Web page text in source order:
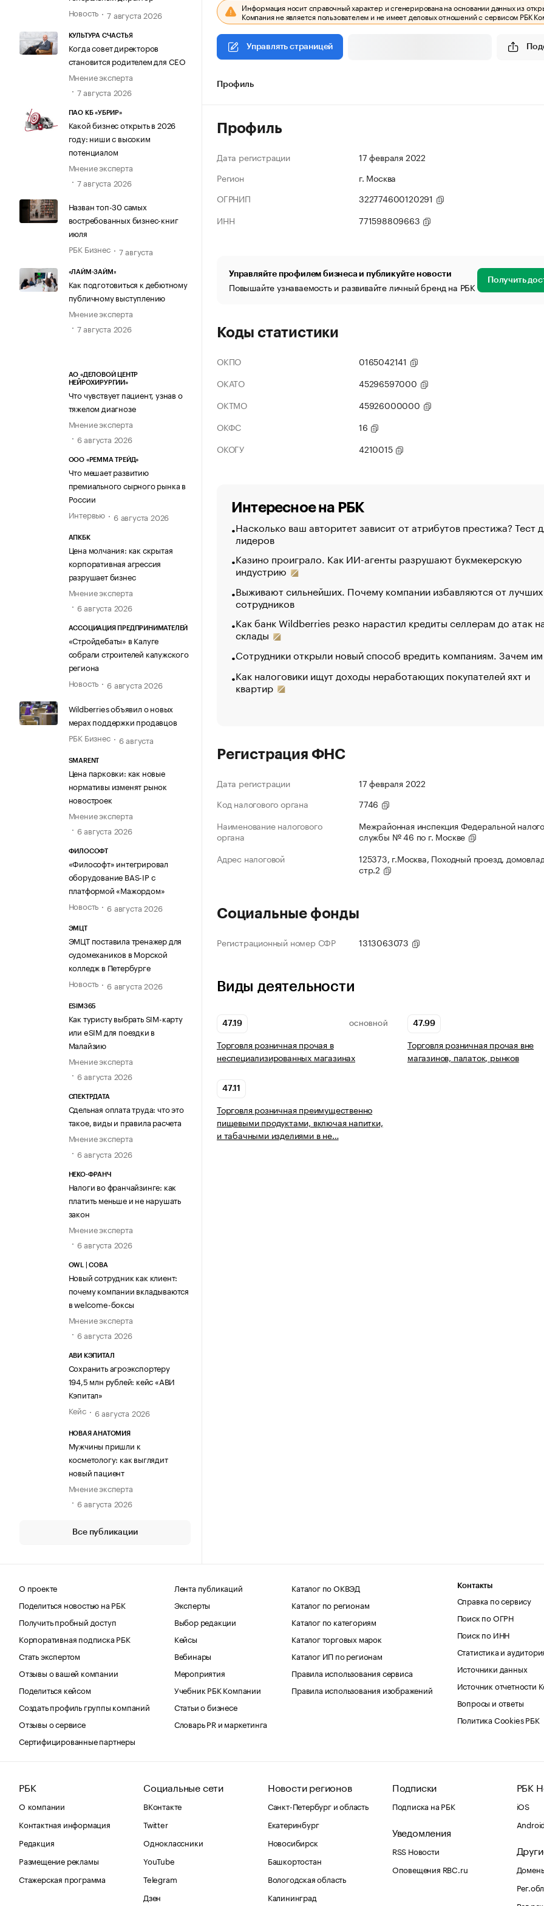
Новость
7 августа 2026
КУЛЬТУРА СЧАСТЬЯ
Когда совет директоров
становится родителем для CEO
Мнение эксперта
7 августа 2026
ПАО КБ «УБРИР»
Какой бизнес открыть в 2026
году: ниши с высоким
потенциалом
Мнение эксперта
7 августа 2026
Назван топ-30 самых
востребованных бизнес-книг
июля
РБК Бизнес
7 августа
«ЛАЙМ-ЗАЙМ»
Как подготовиться к дебютному
публичному выступлению
Мнение эксперта
7 августа 2026
АО «ДЕЛОВОЙ ЦЕНТР
НЕЙРОХИРУРГИИ»
Что чувствует пациент, узнав о
тяжелом диагнозе
Мнение эксперта
6 августа 2026
ООО «РЕММА ТРЕЙД»
Что мешает развитию
премиального сырного рынка в
России
Интервью
6 августа 2026
АПКБК
Цена молчания: как скрытая
корпоративная агрессия
разрушает бизнес
Мнение эксперта
6 августа 2026
АССОЦИАЦИЯ ПРЕДПРИНИМАТЕЛЕЙ
«Стройдебаты» в Калуге
собрали строителей калужского
региона
Новость
6 августа 2026
Wildberries объявил о новых
мерах поддержки продавцов
РБК Бизнес
6 августа
SMARENT
Цена парковки: как новые
нормативы изменят рынок
новостроек
Мнение эксперта
6 августа 2026
ФИЛОСОФТ
«Философт» интегрировал
оборудование BAS-IP с
платформой «Мажордом»
Новость
6 августа 2026
ЭМЦТ
ЭМЦТ поставила тренажер для
судомехаников в Морской
колледж в Петербурге
Новость
6 августа 2026
ESIM365
Как туристу выбрать SIM-карту
или eSIM для поездки в
Малайзию
Мнение эксперта
6 августа 2026
СПЕКТРДАТА
Сдельная оплата труда: что это
такое, виды и правила расчета
Мнение эксперта
6 августа 2026
НЕКО-ФРАНЧ
Налоги во франчайзинге: как
платить меньше и не нарушать
закон
Мнение эксперта
6 августа 2026
OWL | СОВА
Новый сотрудник как клиент:
почему компании вкладываются
в welcome-боксы
Мнение эксперта
6 августа 2026
АВИ КЭПИТАЛ
Сохранить агроэкспортеру
194,5 млн рублей: кейс «АВИ
Кэпитал»
Кейс
6 августа 2026
НОВАЯ АНАТОМИЯ
Мужчины пришли к
косметологу: как выглядит
новый пациент
Мнение эксперта
6 августа 2026
Все публикации
Информация носит справочный характер и сгенерирована на основании данных из
Компания не является пользователем и не имеет деловых отношений с сервисом РБК
Управлять страницей
Профиль
Профиль
Дата регистрации
17 февраля 2022
Регион
г. Москва
ОГРНИП
322774600120291
ИНН
771598809663
Управляйте профилем бизнеса и публикуйте новости
Повышайте узнаваемость и развивайте личный бренд на РБК Получить
Коды статистики
ОКПО
0165042141
ОКАТО
45296597000
ОКТМО
45926000000
ОКФС
16
ОКОГУ
4210015
Интересное на РБК
Насколько ваш авторитет зависит от атрибутов престижа? Тест
лидеров
Казино проиграло. Как ИИ-агенты разрушают букмекерскую
индустрию
Выживают сильнейших. Почему компании избавляются от лучших
сотрудников
Как банк Wildberries резко нарастил кредиты селлерам до атак
склады
Сотрудники открыли новый способ вредить компаниям. Зачем
Как налоговики ищут доходы неработающих покупателей яхт и
квартир
Регистрация ФНС
Дата регистрации
17 февраля 2022
Код налогового органа
7746
Наименование налогового
органа
Межрайонная инспекция Федеральной
службы № 46 по г. Москве
Адрес налоговой
125373, г.Москва, Походный проезд,
стр.2
Социальные фонды
Регистрационный номер СФР 1313063073
Виды деятельности
47.19 ОСНОВНОЙ
Торговля розничная прочая в
неспециализированных магазинах
47.99
Торговля розничная прочая вне
магазинов, палаток, рынков
47.11
Торговля розничная преимущественно
пищевыми продуктами, включая напитки,
и табачными изделиями в не…
О проекте
Поделиться новостью на РБК
Получить пробный доступ
Корпоративная подписка РБК
Стать экспертом
Отзывы о вашей компании
Поделиться кейсом
Создать профиль группы компаний
Отзывы о сервисе
Сертифицированные партнеры
Лента публикаций
Эксперты
Выбор редакции
Кейсы
Вебинары
Мероприятия
Учебник РБК Компании
Статьи о бизнесе
Словарь PR и маркетинга
Каталог по ОКВЭД
Каталог по регионам
Каталог по категориям
Каталог торговых марок
Каталог ИП по регионам
Правила использования сервиса
Правила использования изображений
Контакты
Справка по сервису
Поиск по ОГРН
Поиск по ИНН
Статистика и
Источники данных
Источник отчетности
Вопросы и ответы
Политика Cookies РБК
РБК
О компании
Контактная информация
Редакция
Размещение рекламы
Стажерская программа
Социальные сети
ВКонтакте
Twitter
Одноклассники
YouTube
Telegram
Дзен
Новости регионов
Санкт-Петербург и область
Екатеринбург
Новосибирск
Башкортостан
Вологодская область
Калининград
Подписки
Подписка на РБК
Уведомления
RSS Новости
Оповещения RBC.ru
РБК
iOS